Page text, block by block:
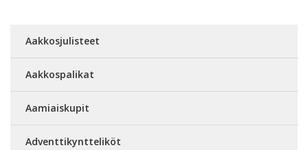
Aakkosjulisteet
Aakkospalikat
Aamiaiskupit
Adventtikyntteliköt